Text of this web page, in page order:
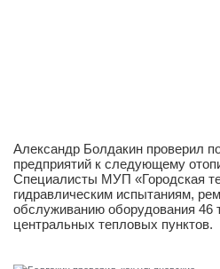
Александр Болдакин проверил
предприятий к следующему
Специалисты МУП «Городская
гидравлическим испытаниям,
обслуживанию оборудования 46
центральных тепловых пунктов.